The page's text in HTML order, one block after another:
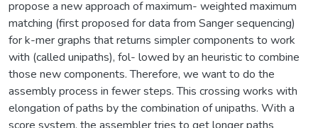
propose a new approach of maximum- weighted maximum
matching (first proposed for data from Sanger sequencing)
for k-mer graphs that returns simpler components to work
with (called unipaths), fol- lowed by an heuristic to combine
those new components. Therefore, we want to do the
assembly process in fewer steps. This crossing works with
elongation of paths by the combination of unipaths. With a